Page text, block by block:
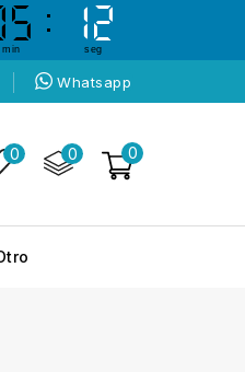
min
12
11
11
12
seg
Whatsapp
0
0
0